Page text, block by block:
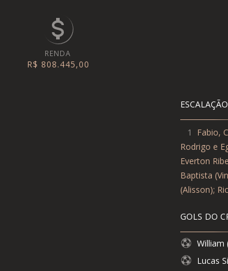
RENDA
R$ 808.445,00
1
Fabio,
Rodrigo e
Everton
Baptista
(Alisson);
GOLS DO
William
Lucas